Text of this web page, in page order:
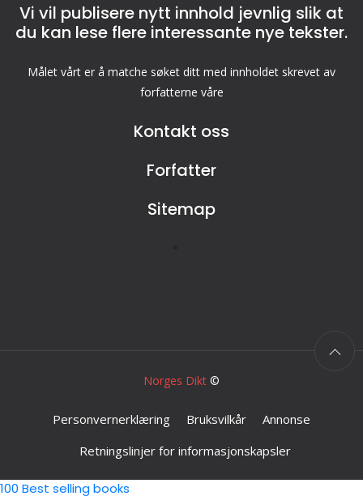
Vi vil publisere nytt innhold jevnlig slik at
du kan lese flere interessante nye tekster.
Målet vårt er å matche søket ditt med innholdet skrevet av
forfatterne våre
Kontakt oss
Forfatter
Sitemap
Norges Dikt ©
Personvernerklæring Bruksvilkår
Annonse
Retningslinjer for informasjonskapsler
100 Best selling books